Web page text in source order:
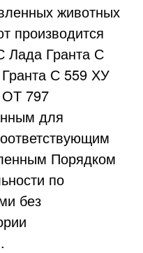
животных
производится
Лада Гранта С
С 559 ХУ
797
для
Порядком
по
без